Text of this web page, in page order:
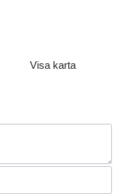
Visa karta